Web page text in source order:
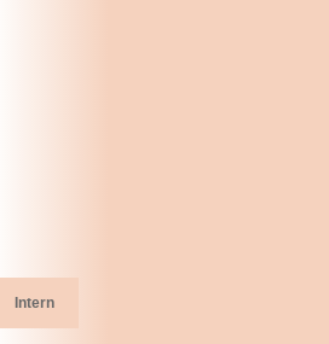
Intern